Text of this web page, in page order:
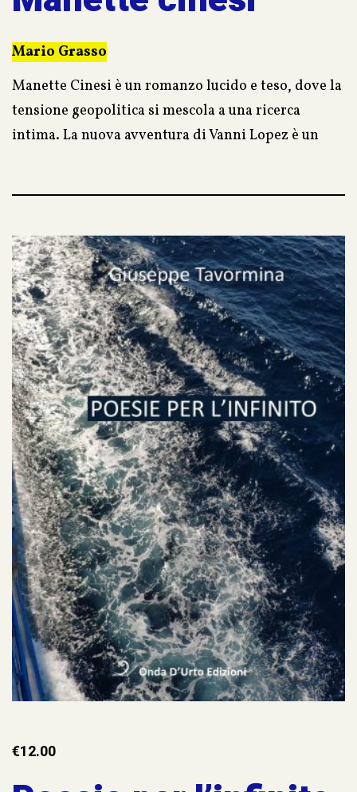
Mario Grasso
Manette Cinesi è un romanzo lucido e teso, dove la
tensione geopolitica si mescola a una ricerca
intima. La nuova avventura di Vanni Lopez è un
Ma si sentono.
€12.00